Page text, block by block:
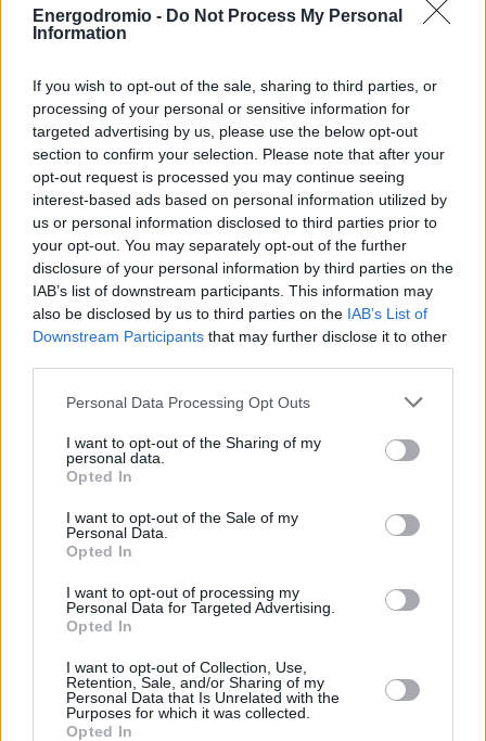
Energodromio - Do Not Process My Personal
Information
If you wish to opt-out of the sale, sharing to third parties, or
processing of your personal or sensitive information for
targeted advertising by us, please use the below opt-out
section to confirm your selection. Please note that after your
opt-out request is processed you may continue seeing
interest-based ads based on personal information utilized by
us or personal information disclosed to third parties prior to
your opt-out. You may separately opt-out of the further
disclosure of your personal information by third parties on the
IAB’s list of downstream participants. This information may
also be disclosed by us to third parties on the IAB’s List of
Downstream Participants that may further disclose it to other
Personal Data Processing Opt Outs
I want to opt-out of the Sharing of my
personal data.
Opted In
I want to opt-out of the Sale of my
Personal Data.
Opted In
I want to opt-out of processing my
Personal Data for Targeted Advertising.
Opted In
I want to opt-out of Collection, Use,
Retention, Sale, and/or Sharing of my
Personal Data that Is Unrelated with the
Purposes for which it was collected.
Opted In
μισθώματα, εφόσον ο υπολειπόμενος χρόνος της
τέσσερα επιπλέον έτη, η αποζημίωση προσαυξάνεται
κατά ένα μίσθωμα, με ανώτατο όριο τα έξι.
Μετά τη λύση της μίσθωσης, οποιοδήποτε δικαίωμα έχει
συσταθεί από τον μισθωτή υπέρ τρίτων, αποσβένεται.
Είσπραξη οφειλών μέσω ΚΕΔΕ και ασυλία από
χρησικτησία
με τις διατάξεις του Κώδικα Είσπραξης Δημοσίων
Εσόδων. Η διαδικασία γίνεται ηλεκτρονικά, μέσω των
υπηρεσιών διαλειτουργικότητας της ΑΑΔΕ, γεγονός που
και την πλήρη νομιμότητα της διαδικασίας.
κηρύσσονται ανεπίδεκτα χρησικτησίας. Επίσης, σε
περίπτωση παράνομης κατοχής ή χρήσης ακινήτων, η
εταιρεία μπορεί να κινεί άμεσα τις απαιτούμενες
διοικητικές ή δικαστικές ενέργειες για την αποβολή των
καταπατητών, φυσικών ή νομικών προσώπων.